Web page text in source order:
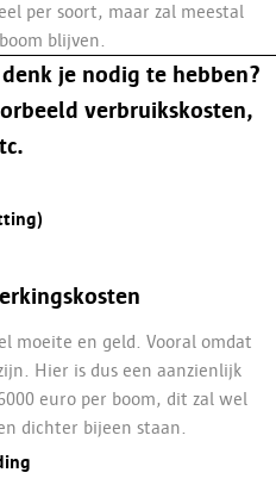
per soort, maar zal meestal
blijven.
je nodig te hebben?
verbruikskosten,
moeite en geld. Vooral omdat
Hier is dus een aanzienlijk
euro per boom, dit zal wel
dichter bijeen staan.